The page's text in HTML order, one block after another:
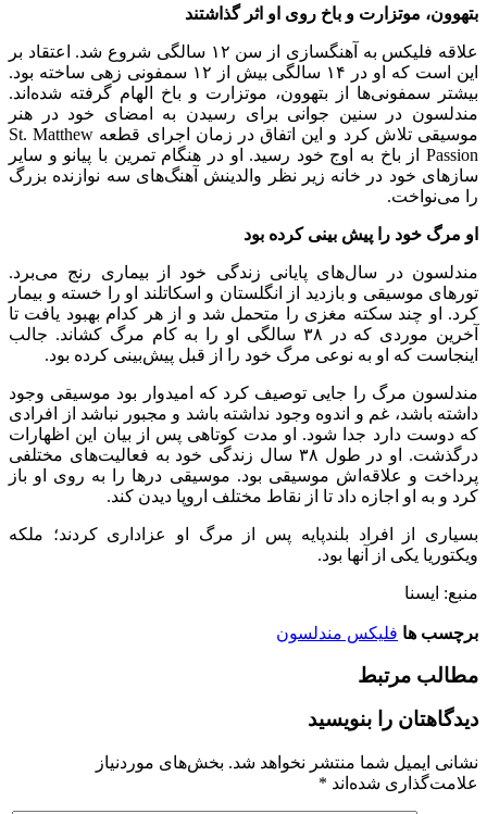
بتهوون، موتزارت و باخ روی او اثر گذاشتند
علاقه فلیکس به آهنگسازی از سن ۱۲ سالگی شروع شد. اعتقاد بر
این است که او در ۱۴ سالگی بیش از ۱۲ سمفونی زهی ساخته بود.
بیشتر سمفونی‌ها از بتهوون، موتزارت و باخ الهام گرفته شده‌اند.
مندلسون در سنین جوانی برای رسیدن به امضای خود در هنر
موسیقی تلاش کرد و این اتفاق در زمان اجرای قطعه St. Matthew
Passion از باخ به اوج خود رسید. او در هنگام تمرین با پیانو و سایر
سازهای خود در خانه زیر نظر والدینش آهنگ‌های سه نوازنده بزرگ
را می‌نواخت.
او مرگ خود را پیش بینی کرده بود
مندلسون در سال‌های پایانی زندگی خود از بیماری رنج می‌برد.
تورهای موسیقی و بازدید از انگلستان و اسکاتلند او را خسته و بیمار
کرد. او چند سکته‌ مغزی را متحمل شد و از هر کدام بهبود یافت تا
آخرین موردی که در ۳۸ سالگی او را به کام مرگ کشاند. جالب
اینجاست که او به نوعی مرگ خود را از قبل پیش‌بینی کرده بود.
مندلسون مرگ را جایی توصیف کرد که امیدوار بود موسیقی وجود
داشته باشد، غم و اندوه وجود نداشته باشد و مجبور نباشد از افرادی
که دوست دارد جدا شود. او مدت کوتاهی پس از بیان این اظهارات
درگذشت. او در طول ۳۸ سال زندگی خود به فعالیت‌های مختلفی
پرداخت و علاقه‌اش موسیقی بود. موسیقی درها را به روی او باز
کرد و به او اجازه داد تا از نقاط مختلف اروپا دیدن کند.
بسیاری از افراد بلندپایه پس از مرگ او عزاداری کردند؛ ملکه
ویکتوریا یکی از آنها بود.
منبع: ایسنا
برچسب ها فلیکس مندلسون
مطالب مرتبط
دیدگاهتان را بنویسید
نشانی ایمیل شما منتشر نخواهد شد. بخش‌های موردنیاز
علامت‌گذاری شده‌اند *